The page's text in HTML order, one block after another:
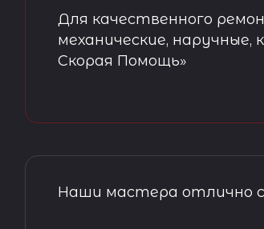
Для качественного
механические,
Скорая Помощь»
Наши мастера отлично